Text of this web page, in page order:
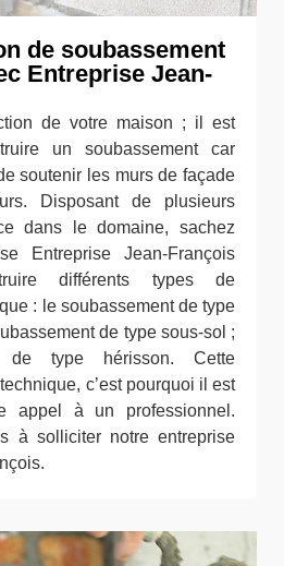
de soubassement
Entreprise Jean-
de votre maison ; il est
un soubassement car
soutenir les murs de façade
Disposant de plusieurs
dans le domaine, sachez
Entreprise Jean-François
différents types de
: le soubassement de type
de type sous-sol ;
de type hérisson. Cette
c’est pourquoi il est
appel à un professionnel.
à solliciter notre entreprise